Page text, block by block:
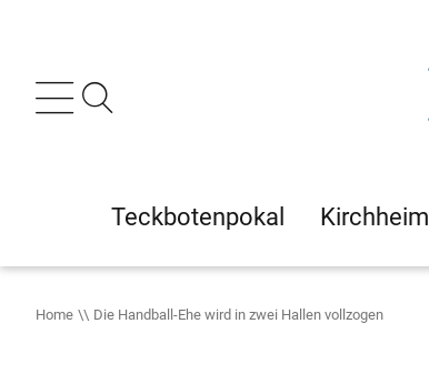
Teckbotenpokal Kirchheim
Home Die Handball-Ehe wird in zwei Hallen vollzogen